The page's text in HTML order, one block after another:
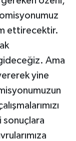
ettirecektir.
Ama
yine
sonuçlara